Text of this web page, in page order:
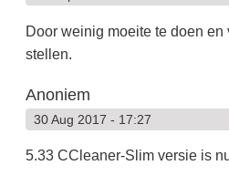
Door weinig moeite te doen
stellen.
Anoniem
30 Aug 2017 - 17:27
5.33 CCleaner-Slim versie is